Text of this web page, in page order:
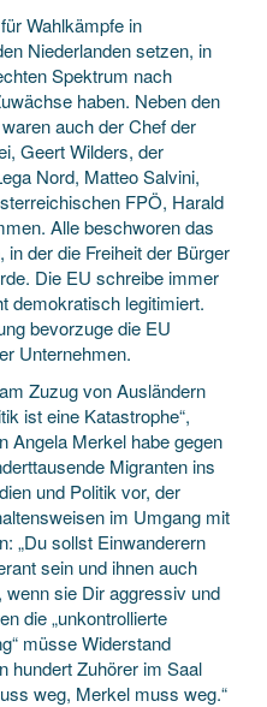
Wahlkämpfe in
Niederlanden setzen, in
Spektrum nach
haben. Neben den
auch der Chef der
Geert Wilders, der
Nord, Matteo Salvini,
FPÖ, Harald
Alle beschworen das
der die Freiheit der Bürger
Die EU schreibe immer
demokratisch legitimiert.
bevorzuge die EU
Unternehmen.
Zuzug von Ausländern
ist eine Katastrophe“,
Angela Merkel habe gegen
Migranten ins
und Politik vor, der
im Umgang mit
„Du sollst Einwanderern
sein und ihnen auch
sie Dir aggressiv und
die „unkontrollierte
müsse Widerstand
hundert Zuhörer im Saal
weg, Merkel muss weg.“